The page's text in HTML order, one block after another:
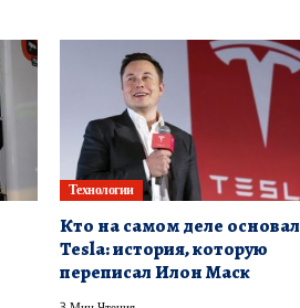
Технологии
Кто на самом деле основал
Tesla: история, которую
переписал Илон Маск